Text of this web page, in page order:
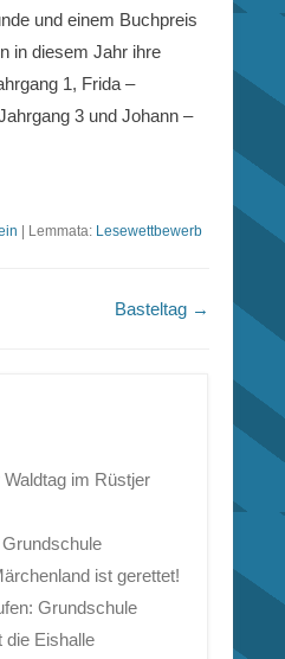
und einem Buchpreis
in diesem Jahr ihre
1, Frida –
3 und Johann –
| Lemmata: Lesewettbewerb
Basteltag →
im Rüstjer
ist gerettet!
Grundschule
die Eishalle